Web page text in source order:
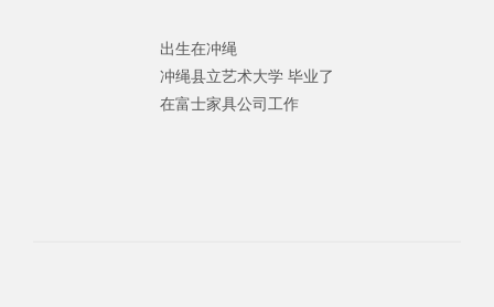
出生在冲绳
冲绳县立艺术大学 毕业了
在富士家具公司工作